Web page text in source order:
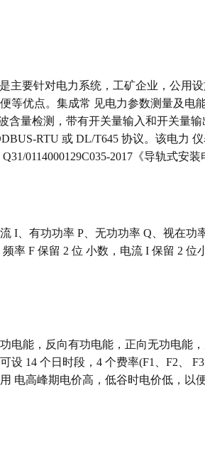
主要针对电力系统，工矿企业，公用
等优点。集成常 见电力参数测量及电
含量检测，带有开关量输入和开关量
RTU 或 DL/T645 协议。该电力
0114000129C035-2017《导轨式安
I、有功功率 P、无功功率 Q、视在功
率 F 保留 2 位 小数，电流 I 保留 2 位
电能，反向有功电能，正向无功电能
设 14 个日时段，4 个费率(F1、F2、
电高峰期电价高，低谷时电价低，以